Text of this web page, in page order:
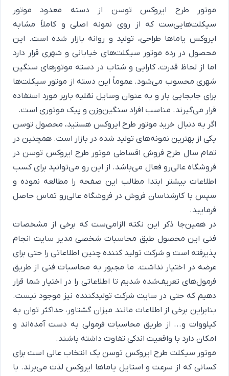
موتور طرح ایروکس توسن از دسته معدود موتور
سیکلت‌هایی‌ست که از روی نمونه اصلی و کاملاً مشابه
ایروکس یاماها طراحی، تولید و روانه بازار شده است. این
محصول در رده موتور سیکلت‌های خیابانی و شهری قرار دارد
اما از لحاظ قدرت، کارایی و شتاب در دسته موتورهای سنگین
شهری محسوب می‌شود. عموماً این دسته از موتور سیکلت‌ها
برای جابجایی بار و به عنوان وسایل نقلیه باربر مورد استفاده
قرار می‌گیرند. مناسب افراد سنگین‌وزن و پیک موتوری است.
اگر به دنبال خرید موتور طرح ایروکس هستید، محصول توسن
یکی از بهترین نمونه‌های تولید شده در بازار است. همچنین در
تمام سال طرح فروش اقساطی موتور طرح ایروکس توسن در
فروشگاه عالی‌رو فعال می‌باشد. از این رو می‌توانید برای کسب
اطلاعات بیشتر ابتدا مطالب این صفحه را مطالعه نموده و
سپس با کارشناسان فروش در فروشگاه عالی‌رو تماس حاصل
فرمایید.
در همین‌جا ذکر این نکته الزامی‌ست که برخی از مشخصات
فنی این محصول طبق محاسبات شخصی مدیر سایت انجام
پذیرفته است و شرکت تولید کننده چنین اطلاعاتی را حتی برای
عرضه در اختیار نداشت. ما مجبور به محاسبات فنی از طریق
فرمول‌های تعریف‌شده شدیم تا اطلاعاتی را در اختیار شما قرار
دهیم که حتی در سایت شرکت تولیدکننده نیز موجود نیست.
بنابراین برخی از اطلاعات مانند میزان گشتاور، حداکثر توان به
کیلووات و... از طریق محاسبات فرمولی به دست آمده‌اند و
امکان دارد با واقعیت اندکی تفاوت داشته باشند.
موتور سیکلت طرح ایروکس توسن یک انتخاب عالی است برای
کسانی که از سرعت و استایل یاماها ایروکس لذت می‌برند. با